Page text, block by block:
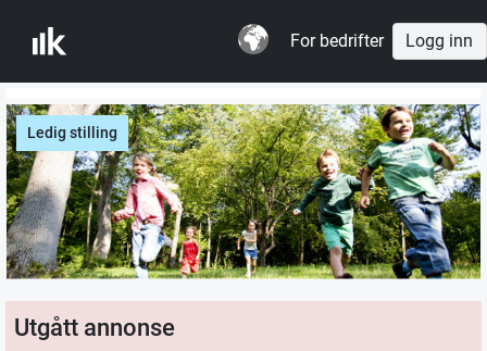
For bedrifter Logg inn
Ledig stilling
Utgått annonse